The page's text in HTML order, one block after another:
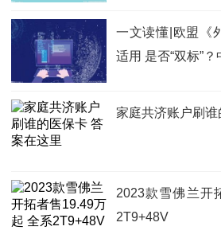
一文读懂|欧盟《
适用 是否“双标”
家庭共济账户刷
2023款雪佛兰开
2T9+48V